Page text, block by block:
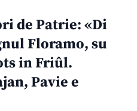
de Patrie: «Di
Floramo, su
in Friûl.
Pavie e